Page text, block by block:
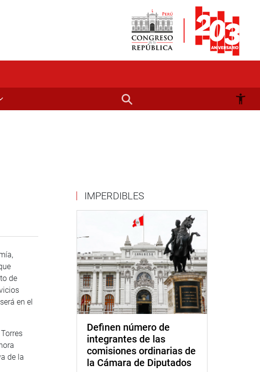
de
en el
de la
IMPERDIBLES
Definen número de
integrantes de las
comisiones ordinarias de
la Cámara de Diputados